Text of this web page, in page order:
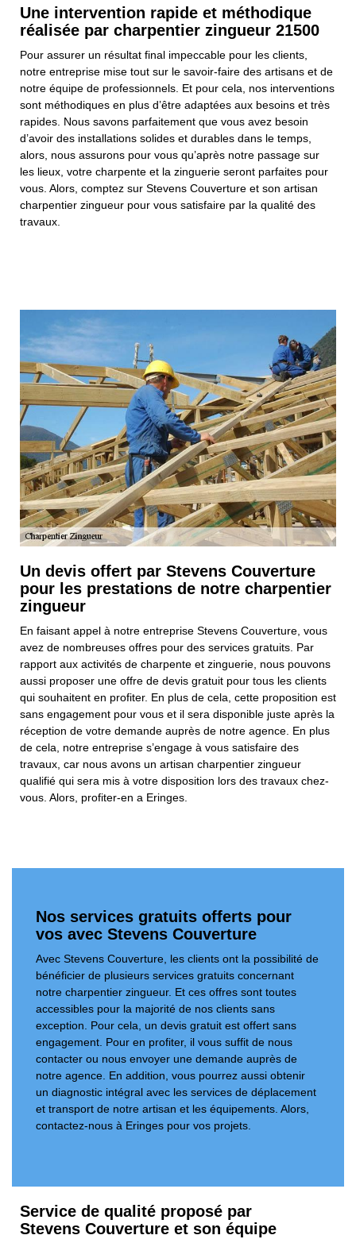
Une intervention rapide et méthodique
réalisée par charpentier zingueur 21500
Pour assurer un résultat final impeccable pour les clients,
notre entreprise mise tout sur le savoir-faire des artisans et de
notre équipe de professionnels. Et pour cela, nos interventions
sont méthodiques en plus d’être adaptées aux besoins et très
rapides. Nous savons parfaitement que vous avez besoin
d’avoir des installations solides et durables dans le temps,
alors, nous assurons pour vous qu’après notre passage sur
les lieux, votre charpente et la zinguerie seront parfaites pour
vous. Alors, comptez sur Stevens Couverture et son artisan
charpentier zingueur pour vous satisfaire par la qualité des
travaux.
Un devis offert par Stevens Couverture
pour les prestations de notre charpentier
zingueur
En faisant appel à notre entreprise Stevens Couverture, vous
avez de nombreuses offres pour des services gratuits. Par
rapport aux activités de charpente et zinguerie, nous pouvons
aussi proposer une offre de devis gratuit pour tous les clients
qui souhaitent en profiter. En plus de cela, cette proposition est
sans engagement pour vous et il sera disponible juste après la
réception de votre demande auprès de notre agence. En plus
de cela, notre entreprise s’engage à vous satisfaire des
travaux, car nous avons un artisan charpentier zingueur
qualifié qui sera mis à votre disposition lors des travaux chez-
vous. Alors, profiter-en a Eringes.
Nos services gratuits offerts pour
vos avec Stevens Couverture
Avec Stevens Couverture, les clients ont la possibilité de
bénéficier de plusieurs services gratuits concernant
notre charpentier zingueur. Et ces offres sont toutes
accessibles pour la majorité de nos clients sans
exception. Pour cela, un devis gratuit est offert sans
engagement. Pour en profiter, il vous suffit de nous
contacter ou nous envoyer une demande auprès de
notre agence. En addition, vous pourrez aussi obtenir
un diagnostic intégral avec les services de déplacement
et transport de notre artisan et les équipements. Alors,
contactez-nous à Eringes pour vos projets.
Service de qualité proposé par
Stevens Couverture et son équipe